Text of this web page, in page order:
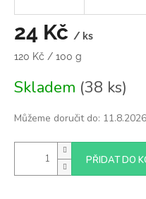
24 Kč / ks
Měrná
120 Kč / 100 g
Skladem (38 ks)
Můžeme doručit do: 11.8.2026
PŘIDAT DO